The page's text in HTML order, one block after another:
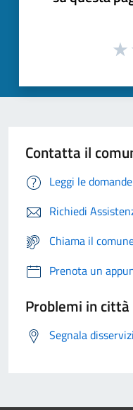
Contatta il
Leggi le
Richiedi
Chiama il
Prenota un
Problemi in città
Segnala